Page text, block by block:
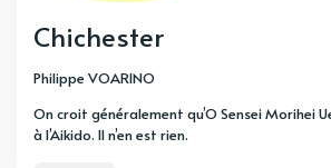
Chichester
Philippe VOARINO
On croit généralement qu’O Sensei Morihei
à l’Aikido. Il n’en est rien.